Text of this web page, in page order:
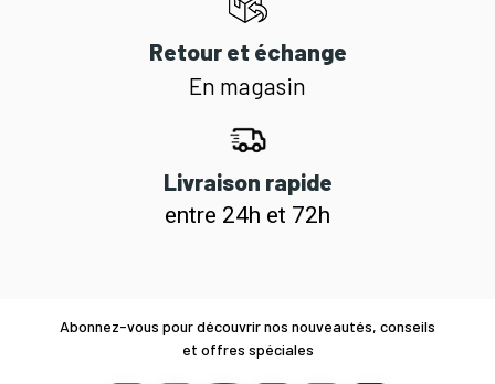
Retour et échange
En magasin
Livraison rapide
entre 24h et 72h
Abonnez-vous pour découvrir nos nouveautés, conseils
et offres spéciales